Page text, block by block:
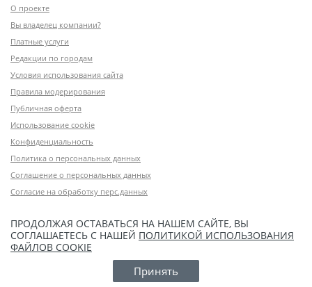
О проекте
Вы владелец компании?
Платные услуги
Редакции по городам
Условия использования сайта
Правила модерирования
Публичная оферта
Использование cookie
Конфиденциальность
Политика о персональных данных
Соглашение о персональных данных
Согласие на обработку перс.данных
ПРОДОЛЖАЯ ОСТАВАТЬСЯ НА НАШЕМ САЙТЕ, ВЫ
СОГЛАШАЕТЕСЬ С НАШЕЙ ПОЛИТИКОЙ ИСПОЛЬЗОВАНИЯ
ФАЙЛОВ COOKIE
Принять